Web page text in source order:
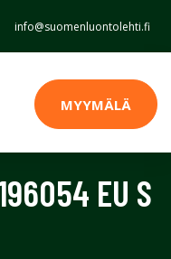
info@suomenluontolehti.fi
MYYMÄLÄ
EU S